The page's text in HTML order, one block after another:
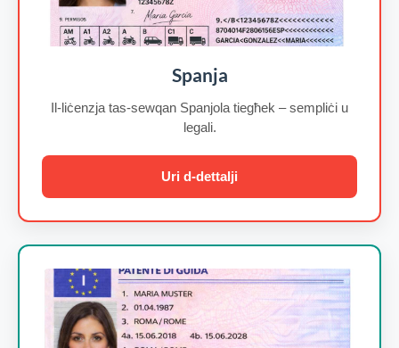
Spanja
Il-liċenzja tas-sewqan Spanjola tiegħek – sempliċi u
legali.
Uri d-dettalji